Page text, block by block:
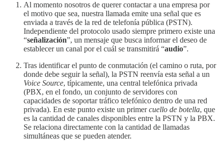
Al momento nosotros de querer contactar a una empresa por
el motivo que sea, nuestra llamada emite una señal que es
enviada a través de la red de telefonía pública (PSTN).
Independiente del protocolo usado siempre primero existe una
“señalización”, un mensaje que busca informar el deseo de
establecer un canal por el cuál se transmitirá “audio”.
Tras identificar el punto de conmutación (el camino o ruta, por
donde debe seguir la señal), la PSTN reenvía esta señal a un
Voice Source, típicamente, una central telefónica privada
(PBX, en el fondo, un conjunto de servidores con
capacidades de soportar tráfico telefónico dentro de una red
privada). En este punto existe un primercuello de botella, que
es la cantidad de canales disponibles entre la PSTN y la PBX.
Se relaciona directamente con la cantidad de llamadas
simultáneas que se pueden atender.